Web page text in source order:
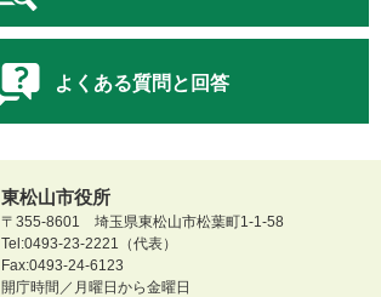
よくある質問と回答
東松山市役所
〒355-8601 埼玉県東松山市松葉町1-1-58
Tel:0493-23-2221（代表）
Fax:0493-24-6123
開庁時間／月曜日から金曜日